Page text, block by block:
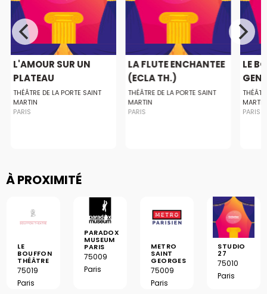
L'AMOUR SUR UN
PLATEAU
THÉÂTRE DE LA PORTE SAINT
MARTIN
PARIS
LA FLUTE ENCHANTEE
(ECLA TH.)
THÉÂTRE DE LA PORTE SAINT
MARTIN
PARIS
LE
MARTIN
PARIS
À PROXIMITÉ
LE
BOUFFON
THÉÂTRE
75019
Paris
PARADOX
MUSEUM
PARIS
75009
Paris
METRO
SAINT
GEORGES
75009
Paris
STUDIO
27
75010
Paris